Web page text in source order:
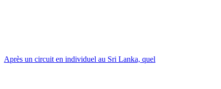
Après un circuit en individuel au Sri Lanka, quel